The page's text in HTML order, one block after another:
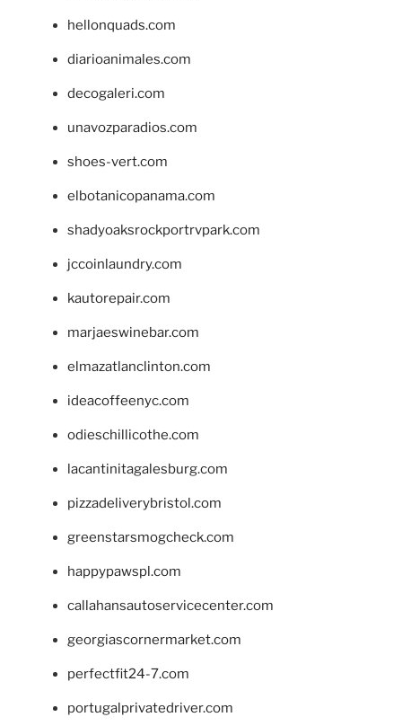
hellonquads.com
diarioanimales.com
decogaleri.com
unavozparadios.com
shoes-vert.com
elbotanicopanama.com
shadyoaksrockportrvpark.com
jccoinlaundry.com
kautorepair.com
marjaeswinebar.com
elmazatlanclinton.com
ideacoffeenyc.com
odieschillicothe.com
lacantinitagalesburg.com
pizzadeliverybristol.com
greenstarsmogcheck.com
happypawspl.com
callahansautoservicecenter.com
georgiascornermarket.com
perfectfit24-7.com
portugalprivatedriver.com